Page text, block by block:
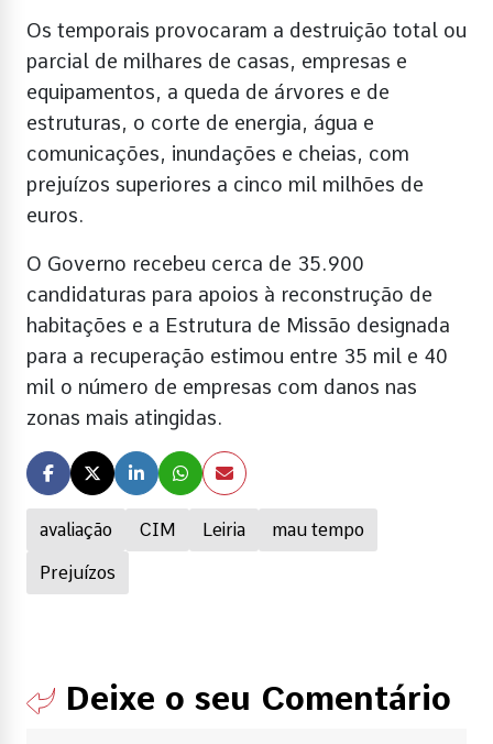
avaliação CIM Leiria mau tempo
Prejuízos
Os temporais provocaram a destruição total ou
parcial de milhares de casas, empresas e
equipamentos, a queda de árvores e de
estruturas, o corte de energia, água e
comunicações, inundações e cheias, com
prejuízos superiores a cinco mil milhões de
euros.
O Governo recebeu cerca de 35.900
candidaturas para apoios à reconstrução de
habitações e a Estrutura de Missão designada
para a recuperação estimou entre 35 mil e 40
mil o número de empresas com danos nas
zonas mais atingidas.
Deixe o seu Comentário